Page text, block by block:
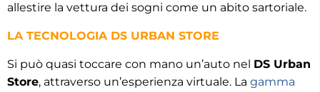
allestire la vettura dei sogni come un abito sartoriale.
LA TECNOLOGIA DS URBAN STORE
Si può quasi toccare con mano un’auto nel DS Urban
Store, attraverso un’esperienza virtuale. La gamma